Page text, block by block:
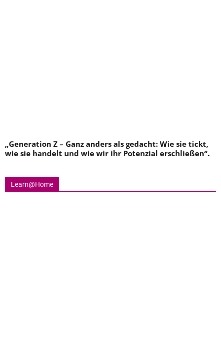
„Generation Z – Ganz anders als gedacht: Wie sie tickt,
wie sie handelt und wie wir ihr Potenzial erschließen“.
Learn@Home